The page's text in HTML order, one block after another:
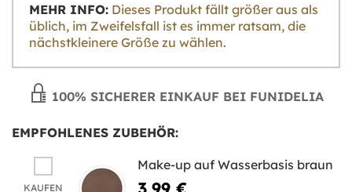
MEHR INFO:
üblich, im Zweifelsfall ist es immer ratsam, die
nächstkleinere Größe zu wählen.
100% SICHERER EINKAUF BEI FUNIDELIA
EMPFOHLENES ZUBEHÖR:
KAUFEN
Make-up auf Wasserbasis braun
3,99 €